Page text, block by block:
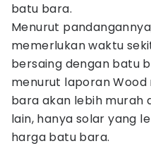
batu bara.
Menurut
memerlukan waktu
bersaing dengan batu
menurut laporan
bara akan lebih murah
lain, hanya solar yang
harga batu bara.